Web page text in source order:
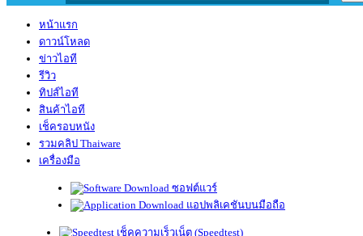
หน้าแรก
ดาวน์โหลด
ข่าวไอที
รีวิว
ทิปส์ไอที
สินค้าไอที
เช็ครอบหนัง
รวมคลิป Thaiware
เครื่องมือ
ซอฟต์แวร์
แอปพลิเคชันบนมือถือ
เช็คความเร็วเน็ต (Speedtest)